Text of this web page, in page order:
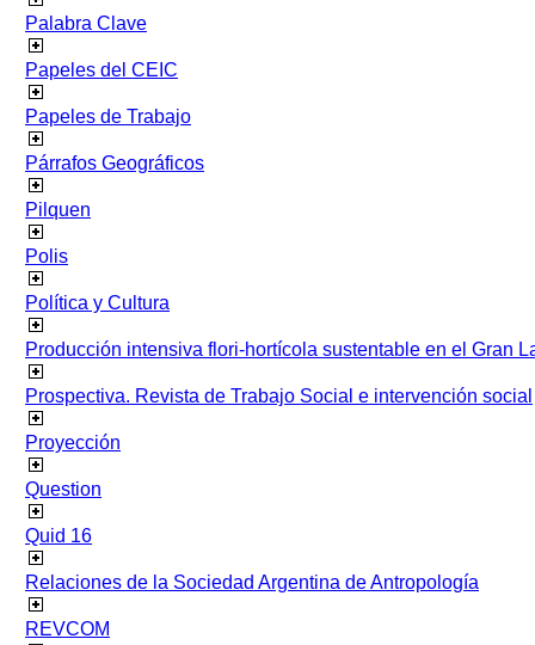
Palabra Clave
Papeles del CEIC
Papeles de Trabajo
Párrafos Geográficos
Pilquen
Polis
Política y Cultura
Producción intensiva flori-hortícola sustentable en el Gran
Prospectiva. Revista de Trabajo Social e intervención social
Proyección
Question
Quid 16
Relaciones de la Sociedad Argentina de Antropología
REVCOM